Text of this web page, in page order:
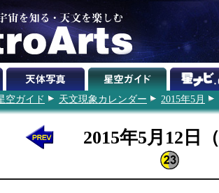
空ガイド 天文現象カレンダー 2015年5月
2015年5月12日